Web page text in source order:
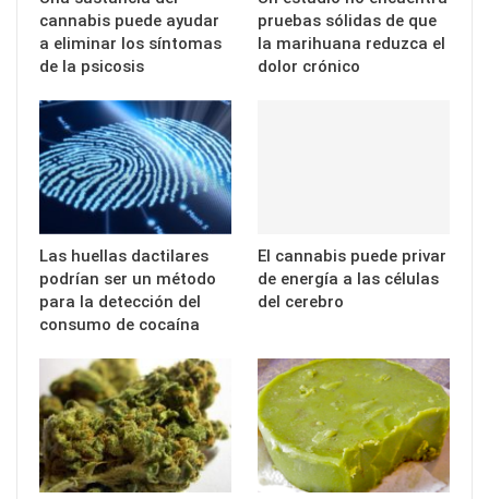
cannabis puede ayudar
a eliminar los síntomas
de la psicosis
pruebas sólidas de que
la marihuana reduzca el
dolor crónico
Las huellas dactilares
podrían ser un método
para la detección del
consumo de cocaína
El cannabis puede privar
de energía a las células
del cerebro